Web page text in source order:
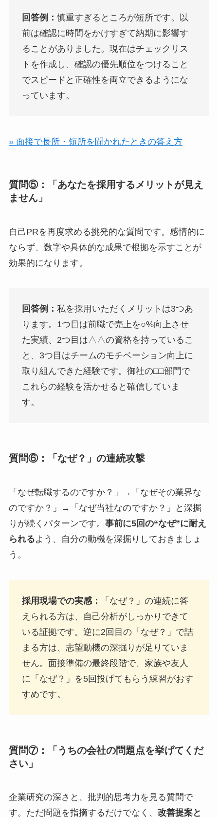
回答例：慎重すぎるところが短所です。以
前は確認に時間をかけすぎて納期に影響す
ることがありました。現在はチェックリス
トを作成し、確認の優先順位をつけること
でスピードと正確性を両立できるようにな
っています。
» 面接で長所・短所を聞かれたときの答え方
質問⑤：「あなたを採用するメリットが見え
ません」
自己PRを再度求める挑発的な質問です。感情的に
ならず、数字や具体的な成果で根拠を示すことが
効果的になります。
回答例： 私を採用いただくメリットは3つあ
ります。1つ目は前職で売上を○%向上させ
た実績、2つ目は△△の資格を持っているこ
と、3つ目はチームのモチベーション向上に
取り組んできた経験です。御社の□□部門で
これらの経験を活かせると確信していま
す。
質問⑥：「なぜ？」の連続攻撃
「なぜ転職するのですか？」→「なぜその業界な
のですか？」→「なぜ当社なのですか？」と深掘
りが続くパターンです。 事前に5回の“なぜ”に耐え
られるよう、自分の動機を深掘りしておきましょ
う。
採用現場での実感：
「なぜ？」の連続に答
えられる方は、自己分析がしっかりできて
いる証拠です。逆に2回目の「なぜ？」で詰
まる方は、志望動機の深掘りが足りていま
せん。面接準備の最終段階で、家族や友人
に「なぜ？」を5回投げてもらう練習がおす
すめです。
質問⑦：「うちの会社の問題点を挙げてくだ
さい」
企業研究の深さと、批判的思考力を見る質問で
す。ただ問題を指摘するだけでなく、 改善提案と